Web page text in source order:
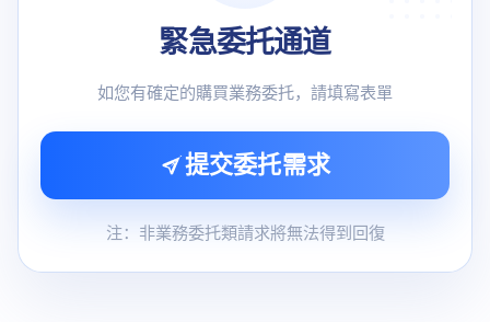
緊急委托通道
如您有確定的購買業務委托，請填寫表單
提交委托需求
注：非業務委托類請求將無法得到回復